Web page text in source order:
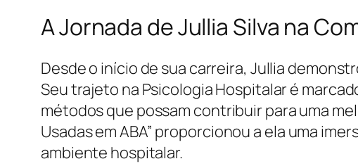
A Jornada de Jullia Silva na
Desde o início de sua carreira, Jullia
Seu trajeto na Psicologia Hospitalar é
métodos que possam contribuir para uma
Usadas em ABA” proporcionou a ela uma
ambiente hospitalar.